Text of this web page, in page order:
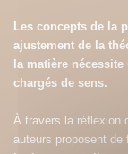
Les concepts de la
ajustement de la
la matière
chargés de sens.
À travers la réflexion
auteurs proposent de